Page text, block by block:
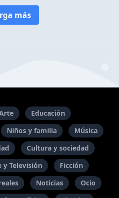
más
Educación
Niños y familia
Música
Cultura y sociedad
y Televisión
Ficción
Noticias
Ocio